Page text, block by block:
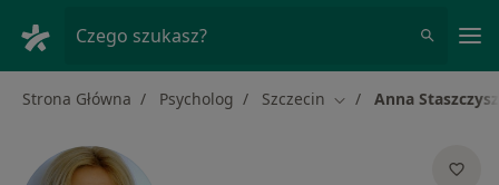
Czego szukasz?
Strona Główna Psycholog Szczecin Zmień miasto
Anna